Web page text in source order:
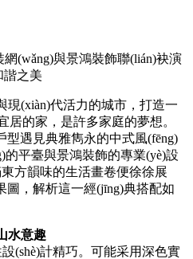
現(xiàn)代活力的城市，打造一
居的家，是許多家庭的夢想。
型遇見典雅雋永的中式風(fēng)
平臺與景鴻裝飾的專業(yè)設
方韻味的生活畫卷便徐徐展
圖，解析這一經(jīng)典搭配如
水意趣
(shè)計精巧。可能采用深色實